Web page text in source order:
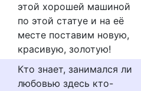
этой хорошей машиной
по этой статуе и на её
месте поставим новую,
красивую, золотую!
Кто знает, занимался ли
любовью здесь кто-